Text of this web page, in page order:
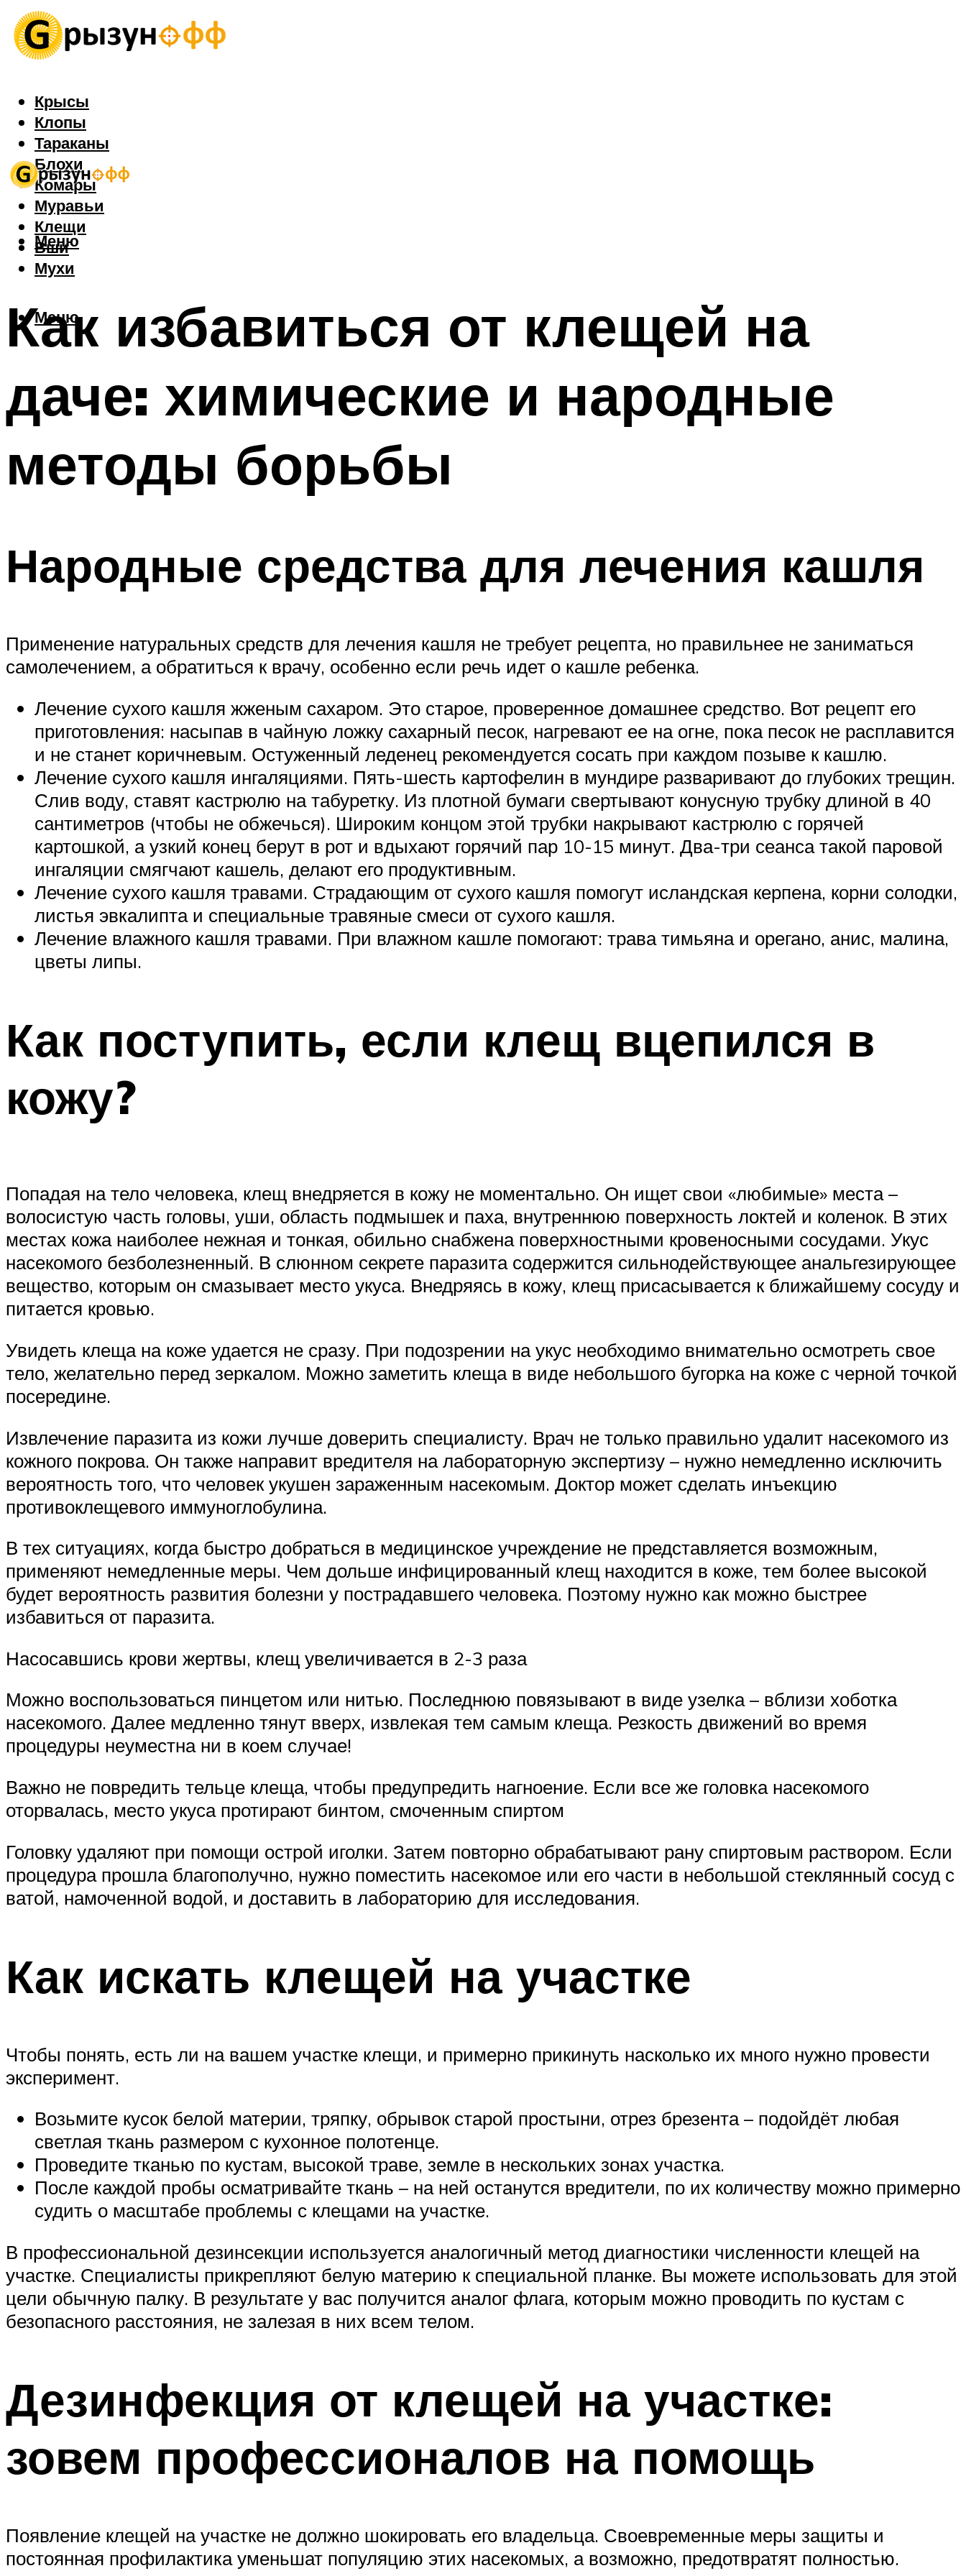
Крысы
Клопы
Тараканы
Блохи
Комары
Муравьи
Клещи
Вши
Мухи
Меню
Меню
Как избавиться от клещей на
даче: химические и народные
методы борьбы
Народные средства для лечения кашля
Применение натуральных средств для лечения кашля не требует рецепта, но правильнее не заниматься
самолечением, а обратиться к врачу, особенно если речь идет о кашле ребенка.
Лечение сухого кашля жженым сахаром. Это старое, проверенное домашнее средство. Вот рецепт его
приготовления: насыпав в чайную ложку сахарный песок, нагревают ее на огне, пока песок не расплавится
и не станет коричневым. Остуженный леденец рекомендуется сосать при каждом позыве к кашлю.
Лечение сухого кашля ингаляциями. Пять-шесть картофелин в мундире разваривают до глубоких трещин.
Слив воду, ставят кастрюлю на табуретку. Из плотной бумаги свертывают конусную трубку длиной в 40
сантиметров (чтобы не обжечься). Широким концом этой трубки накрывают кастрюлю с горячей
картошкой, а узкий конец берут в рот и вдыхают горячий пар 10-15 минут. Два-три сеанса такой паровой
ингаляции смягчают кашель, делают его продуктивным.
Лечение сухого кашля травами. Страдающим от сухого кашля помогут исландская керпена, корни солодки,
листья эвкалипта и специальные травяные смеси от сухого кашля.
Лечение влажного кашля травами. При влажном кашле помогают: трава тимьяна и орегано, анис, малина,
цветы липы.
Как поступить, если клещ вцепился в
кожу?
Попадая на тело человека, клещ внедряется в кожу не моментально. Он ищет свои «любимые» места –
волосистую часть головы, уши, область подмышек и паха, внутреннюю поверхность локтей и коленок. В этих
местах кожа наиболее нежная и тонкая, обильно снабжена поверхностными кровеносными сосудами. Укус
насекомого безболезненный. В слюнном секрете паразита содержится сильнодействующее анальгезирующее
вещество, которым он смазывает место укуса. Внедряясь в кожу, клещ присасывается к ближайшему сосуду и
питается кровью.
Увидеть клеща на коже удается не сразу. При подозрении на укус необходимо внимательно осмотреть свое
тело, желательно перед зеркалом. Можно заметить клеща в виде небольшого бугорка на коже с черной точкой
посередине.
Извлечение паразита из кожи лучше доверить специалисту. Врач не только правильно удалит насекомого из
кожного покрова. Он также направит вредителя на лабораторную экспертизу – нужно немедленно исключить
вероятность того, что человек укушен зараженным насекомым. Доктор может сделать инъекцию
противоклещевого иммуноглобулина.
В тех ситуациях, когда быстро добраться в медицинское учреждение не представляется возможным,
применяют немедленные меры. Чем дольше инфицированный клещ находится в коже, тем более высокой
будет вероятность развития болезни у пострадавшего человека. Поэтому нужно как можно быстрее
избавиться от паразита.
Насосавшись крови жертвы, клещ увеличивается в 2-3 раза
Можно воспользоваться пинцетом или нитью. Последнюю повязывают в виде узелка – вблизи хоботка
насекомого. Далее медленно тянут вверх, извлекая тем самым клеща. Резкость движений во время
процедуры неуместна ни в коем случае!
Важно не повредить тельце клеща, чтобы предупредить нагноение. Если все же головка насекомого
оторвалась, место укуса протирают бинтом, смоченным спиртом
Головку удаляют при помощи острой иголки. Затем повторно обрабатывают рану спиртовым раствором. Если
процедура прошла благополучно, нужно поместить насекомое или его части в небольшой стеклянный сосуд с
ватой, намоченной водой, и доставить в лабораторию для исследования.
Как искать клещей на участке
Чтобы понять, есть ли на вашем участке клещи, и примерно прикинуть насколько их много нужно провести
эксперимент.
Возьмите кусок белой материи, тряпку, обрывок старой простыни, отрез брезента – подойдёт любая
светлая ткань размером с кухонное полотенце.
Проведите тканью по кустам, высокой траве, земле в нескольких зонах участка.
После каждой пробы осматривайте ткань – на ней останутся вредители, по их количеству можно примерно
судить о масштабе проблемы с клещами на участке.
В профессиональной дезинсекции используется аналогичный метод диагностики численности клещей на
участке. Специалисты прикрепляют белую материю к специальной планке. Вы можете использовать для этой
цели обычную палку. В результате у вас получится аналог флага, которым можно проводить по кустам с
безопасного расстояния, не залезая в них всем телом.
Дезинфекция от клещей на участке:
зовем профессионалов на помощь
Появление клещей на участке не должно шокировать его владельца. Своевременные меры защиты и
постоянная профилактика уменьшат популяцию этих насекомых, а возможно, предотвратят полностью.